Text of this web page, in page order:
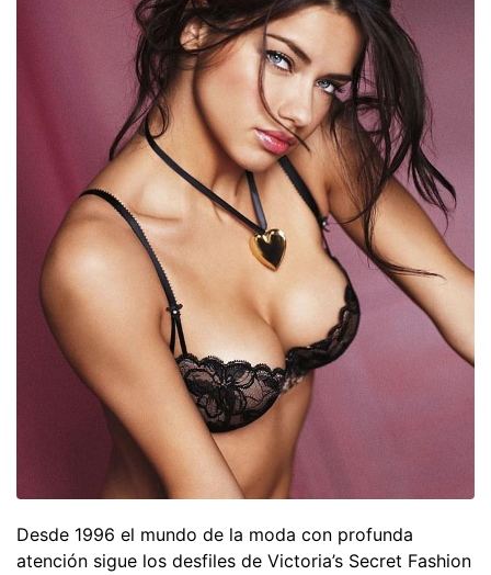
Desde 1996 el mundo de la moda con profunda
atención sigue los desfiles de Victoria’s Secret Fashion